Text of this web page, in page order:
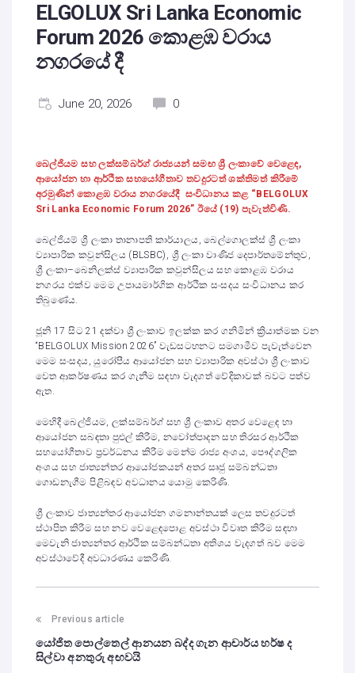
ELGOLUX Sri Lanka Economic
Forum 2026 කොළඹ වරාය
නගරයේ දී
June 20, 2026 0
බෙල්ජියම සහ ලක්සම්බර්ග් රාජ්‍යයන් සමඟ ශ්‍රී ලංකාවේ වෙළෙඳ,
ආයෝජන හා ආර්ථික සහයෝගීතාව තවදුරටත් ශක්තිමත් කිරීමේ
අරමුණින් කොළඹ වරාය නගරයේදී සංවිධානය කළ “BELGOLUX
Sri Lanka Economic Forum 2026” ඊයේ (19) පැවැත්විණි.
බෙල්ජියම් ශ්‍රී ලංකා තානාපති කාර්යාලය, බෙල්ගොලක්ස් ශ්‍රී ලංකා
ව්‍යාපාරික කවුන්සිලය (BLSBC), ශ්‍රී ලංකා වාණිජ දෙපාර්තමේන්තුව,
ශ්‍රී ලංකා–බෙනිලක්ස් ව්‍යාපාරික කවුන්සිලය සහ කොළඹ වරාය
නගරය එක්ව මෙම උපායමාර්ගික ආර්ථික සංසදය සංවිධානය කර
තිබුණේය.
ජූනි 17 සිට 21 දක්වා ශ්‍රී ලංකාව ඉලක්ක කර ගනිමින් ක්‍රියාත්මක වන
“BELGOLUX Mission 2026” වැඩසටහනට සමගාමීව පැවැත්වෙන
මෙම සංසදය, යුරෝපීය ආයෝජන සහ ව්‍යාපාරික අවස්ථා ශ්‍රී ලංකාව
වෙත ආකර්ෂණය කර ගැනීම සඳහා වැදගත් වේදිකාවක් බවට පත්ව
ඇත.
මෙහිදී බෙල්ජියම, ලක්සම්බර්ග් සහ ශ්‍රී ලංකාව අතර වෙළෙඳ හා
ආයෝජන සබඳතා පුළුල් කිරීම, නවෝත්පාදන සහ තිරසර ආර්ථික
සහයෝගීතාව ප්‍රවර්ධනය කිරීම මෙන්ම රාජ්‍ය අංශය, පෞද්ගලික
අංශය සහ ජාත්‍යන්තර ආයෝජකයන් අතර සෘජු සම්බන්ධතා
ගොඩනැගීම පිළිබඳව අවධානය යොමු කෙරිණි.
ශ්‍රී ලංකාව ජාත්‍යන්තර ආයෝජන ගමනාන්තයක් ලෙස තවදුරටත්
ස්ථාපිත කිරීම සහ නව වෙළෙඳපොළ අවස්ථා විවෘත කිරීම සඳහා
මෙවැනි ජාත්‍යන්තර ආර්ථික සම්බන්ධතා අතිශය වැදගත් බව මෙම
අවස්ථාවේදී අවධාරණය කෙරිණි.
Previous article
යෝජිත පොල්තෙල් ආනයන බද්ද ගැන ආචාර්ය හර්ෂ ද
සිල්වා අනතුරු අඟවයි